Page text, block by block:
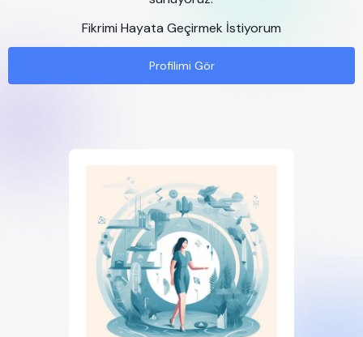
Fikrimi Hayata Geçirmek İstiyorum
Profilimi Gör